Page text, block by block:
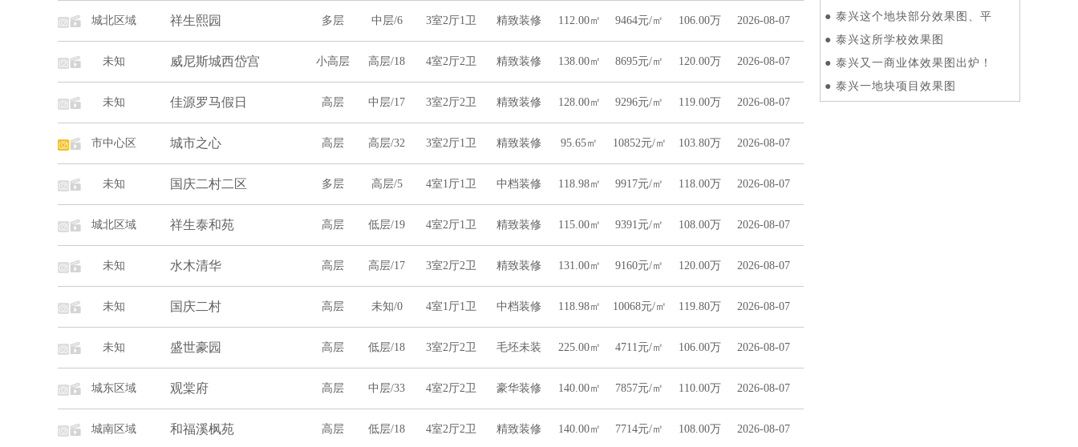
城北区域 祥生熙园 多层 中层/6 3室2厅1卫 精致装修 112.00㎡ 9464元/㎡ 106.00万 2026-08-07
未知 威尼斯城西岱宫 小高层 高层/18 4室2厅2卫 精致装修 138.00㎡ 8695元/㎡ 120.00万 2026-08-07
未知 佳源罗马假日 高层 中层/17 3室2厅2卫 精致装修 128.00㎡ 9296元/㎡ 119.00万 2026-08-07
市中心区 城市之心 高层 高层/32 3室2厅1卫 精致装修 95.65㎡ 10852元/㎡ 103.80万 2026-08-07
未知 国庆二村二区 多层 高层/5 4室1厅1卫 中档装修 118.98㎡ 9917元/㎡ 118.00万 2026-08-07
城北区域 祥生泰和苑 高层 低层/19 4室2厅1卫 精致装修 115.00㎡ 9391元/㎡ 108.00万 2026-08-07
未知 水木清华 高层 高层/17 3室2厅2卫 精致装修 131.00㎡ 9160元/㎡ 120.00万 2026-08-07
未知 国庆二村 高层 未知/0 4室1厅1卫 中档装修 118.98㎡ 10068元/㎡ 119.80万 2026-08-07
未知 盛世豪园 高层 低层/18 3室2厅2卫 毛坯未装 225.00㎡ 4711元/㎡ 106.00万 2026-08-07
城东区域 观棠府 高层 中层/33 4室2厅2卫 豪华装修 140.00㎡ 7857元/㎡ 110.00万 2026-08-07
城南区域 和福溪枫苑 高层 低层/18 4室2厅2卫 精致装修 140.00㎡ 7714元/㎡ 108.00万 2026-08-07
● 泰兴这个地块部分效果图、平
● 泰兴这所学校效果图
● 泰兴又一商业体效果图出炉！
● 泰兴一地块项目效果图